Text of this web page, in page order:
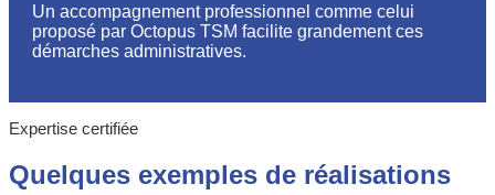
Un accompagnement professionnel comme celui
proposé par Octopus TSM facilite grandement ces
démarches administratives.
Expertise certifiée
Quelques exemples de réalisations